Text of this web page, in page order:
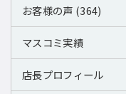
お客様の声 (364)
マスコミ実績
店長プロフィール